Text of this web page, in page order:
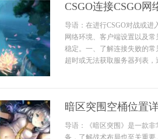
CSGO连接CSGO
导语：在进行CSGO对战或进
网络环境、客户端设置以及
稳定。一、了解连接失败的
超时或无法获取服务器列表
暗区突围空桶位置
导语：《暗区突围》是一款
备，了解战术布局也至关重